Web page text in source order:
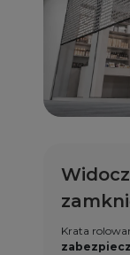
Krata